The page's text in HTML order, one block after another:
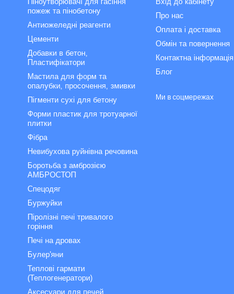
пожеж та пінобетону
Антиожеледні реагенти
Цементи
Добавки в бетон,
Пластифікатори
Мастила для форм та
опалубки, просочення, змивки
Пігменти сухі для бетону
Форми пластик для тротуарної
плитки
Фібра
Невибухова руйнівна речовина
Боротьба з амброзією
АМБРОСТОП
Спецодяг
Буржуйки
Піролізні печі тривалого
горіння
Печі на дровах
Булер'яни
Теплові гармати
(Теплогенератори)
Аксесуари для печей
Про нас
Оплата і доставка
Обмін та повернення
Контактна інформація
Блог
Ми в соцмережах